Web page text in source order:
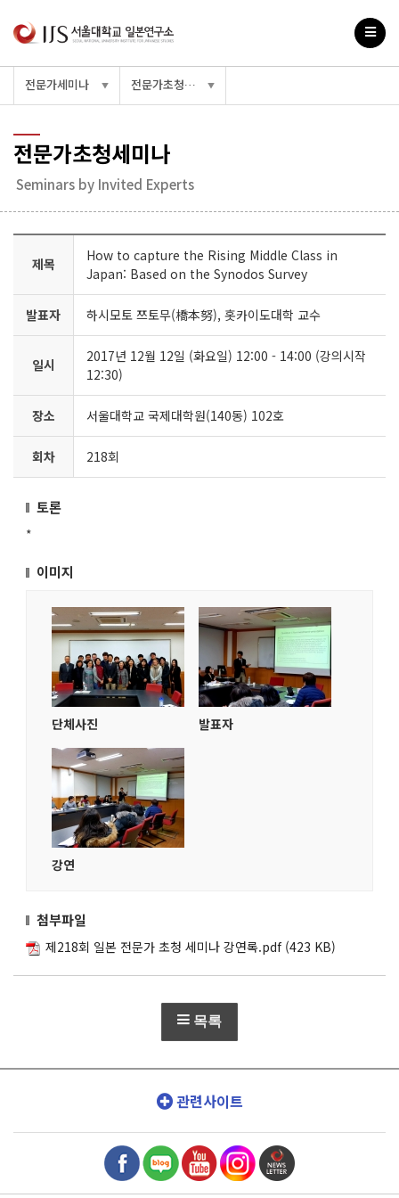
전문가세미나 ▼ 전문가초청세미나 ▼
전문가초청세미나
Seminars by Invited Experts
제목
How to capture the Rising Middle Class in
Japan: Based on the Synodos Survey
발표자 하시모토 쯔토무(橋本努), 홋카이도대학 교수
일시
2017년 12월 12일 (화요일) 12:00 - 14:00 (강의시작
12:30)
장소 서울대학교 국제대학원(140동) 102호
회차 218회
토론
*
이미지
단체사진 발표자
강연
첨부파일
제218회 일본 전문가 초청 세미나 강연록.pdf (423 KB)
목록
관련사이트